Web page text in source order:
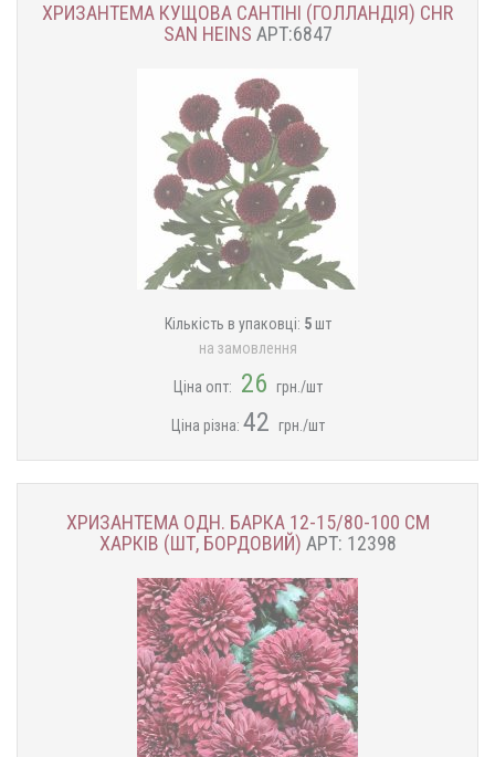
ХРИЗАНТЕМА КУЩОВА САНТІНІ (ГОЛЛАНДІЯ) CHR
SAN HEINS АРТ:6847
Кількість в упаковці: 5шт
на замовлення
Ціна опт: 26 грн./шт
Ціна різна: 42 грн./шт
ХРИЗАНТЕМА ОДН. БАРКА 12-15/80-100 СМ
ХАРКІВ (ШТ, БОРДОВИЙ) АРТ: 12398